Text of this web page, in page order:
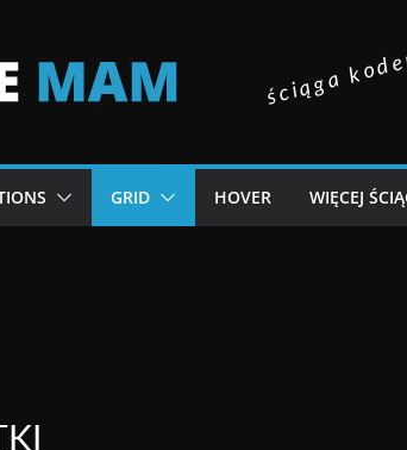
ściąga
GRID HOVER WIĘCEJ